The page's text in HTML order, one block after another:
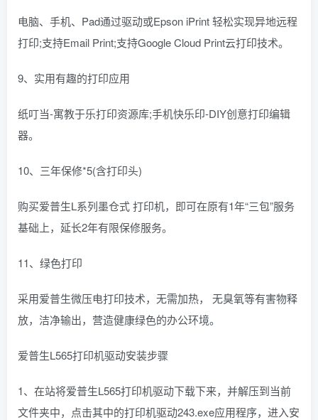
电脑、手机、Pad通过驱动或Epson iPrint 轻松实现异地远程
打印;支持Email Print;支持Google Cloud Print云打印技术。
9、实用有趣的打印应用
纸叮当-寓教于乐打印资源库;手机快乐印-DIY创意打印编辑
器。
10、三年保修*5(含打印头)
购买爱普生L系列墨仓式 打印机，即可在原有1年“三包”服务
基础上，延长2年有限保修服务。
11、绿色打印
采用爱普生微压电打印技术，无需加热， 无臭氧等有害物释
放，洁净输出，营造健康绿色的办公环境。
爱普生L565打印机驱动安装步骤
1、在站将爱普生L565打印机驱动下载下来，并解压到当前
文件夹中，点击其中的打印机驱动243.exe应用程序，进入安